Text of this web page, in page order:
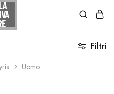
Uomo
Filtri